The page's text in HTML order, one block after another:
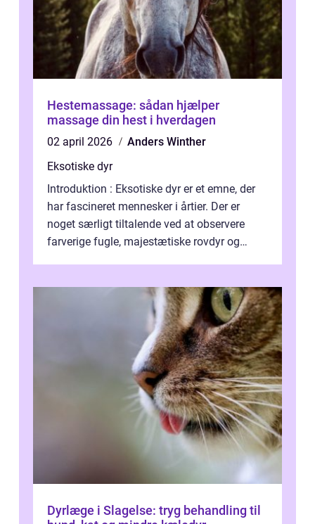
Hestemassage: sådan hjælper
massage din hest i hverdagen
02 april 2026
Anders Winther
Eksotiske dyr
Introduktion : Eksotiske dyr er et emne, der
har fascineret mennesker i årtier. Der er
noget særligt tiltalende ved at observere
farverige fugle, majestætiske rovdyr og
Dyrlæge i Slagelse: tryg behandling til